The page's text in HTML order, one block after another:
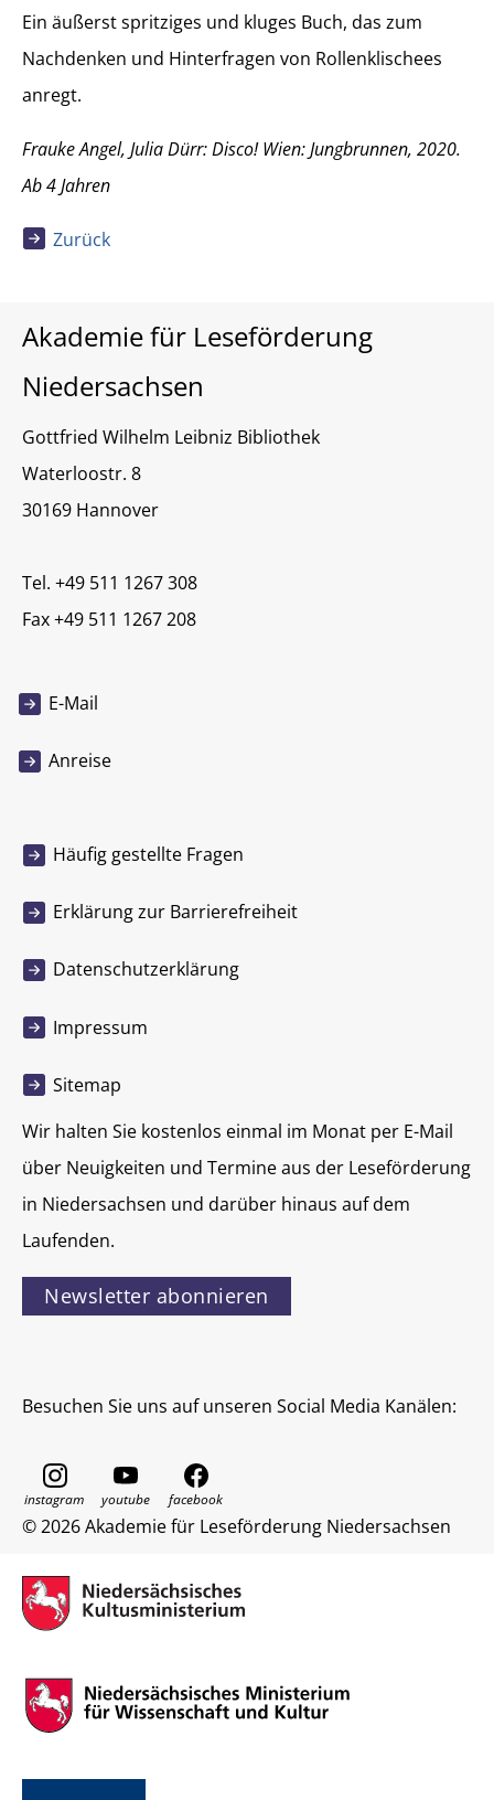
Ein äußerst spritziges und kluges Buch, das zum
Nachdenken und Hinterfragen von Rollenklischees
anregt.
Frauke Angel, Julia Dürr: Disco! Wien: Jungbrunnen, 2020.
Ab 4 Jahren
Zurück
Akademie für Leseförderung
Niedersachsen
Gottfried Wilhelm Leibniz Bibliothek
Waterloostr. 8
30169 Hannover
Tel. +49 511 1267 308
Fax +49 511 1267 208
E-Mail
Anreise
Häufig gestellte Fragen
Erklärung zur Barrierefreiheit
Datenschutzerklärung
Impressum
Sitemap
Wir halten Sie kostenlos einmal im Monat per E-Mail
über Neuigkeiten und Termine aus der Leseförderung
in Niedersachsen und darüber hinaus auf dem
Laufenden.
Newsletter abonnieren
Besuchen Sie uns auf unseren Social Media Kanälen:
© 2026 Akademie für Leseförderung Niedersachsen